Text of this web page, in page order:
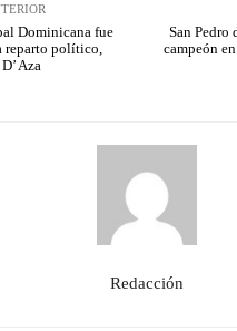
Dominicana fue
reparto político,
Aza
San Pedro
campeón
Redacción